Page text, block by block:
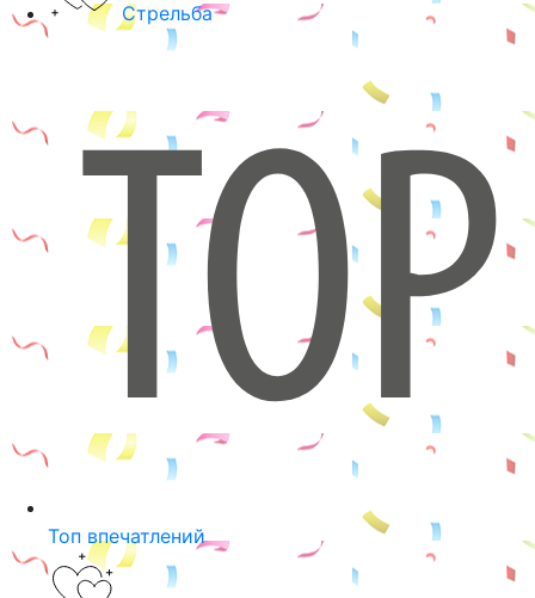
Стрельба
Топ впечатлений